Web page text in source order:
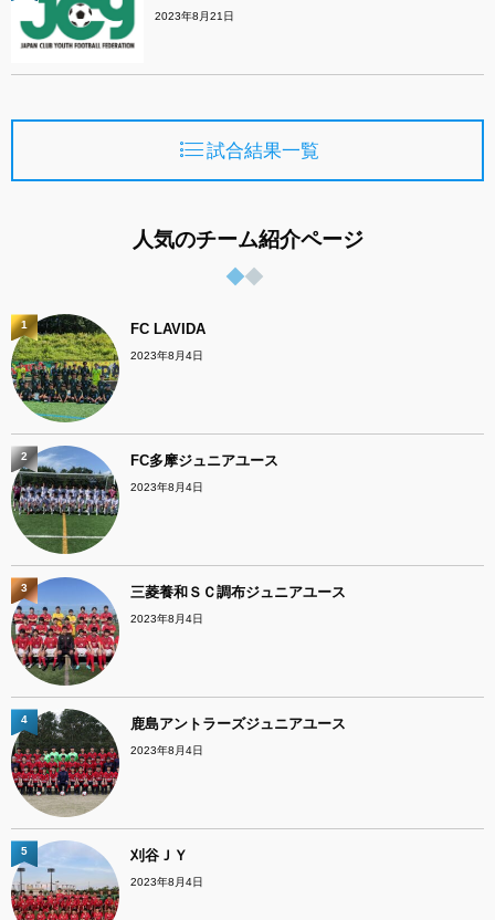
2023年8月21日
試合結果一覧
人気のチーム紹介ページ
FC LAVIDA
2023年8月4日
1
FC多摩ジュニアユース
2023年8月4日
2
三菱養和ＳＣ調布ジュニアユース
2023年8月4日
3
鹿島アントラーズジュニアユース
2023年8月4日
4
刈谷ＪＹ
2023年8月4日
5